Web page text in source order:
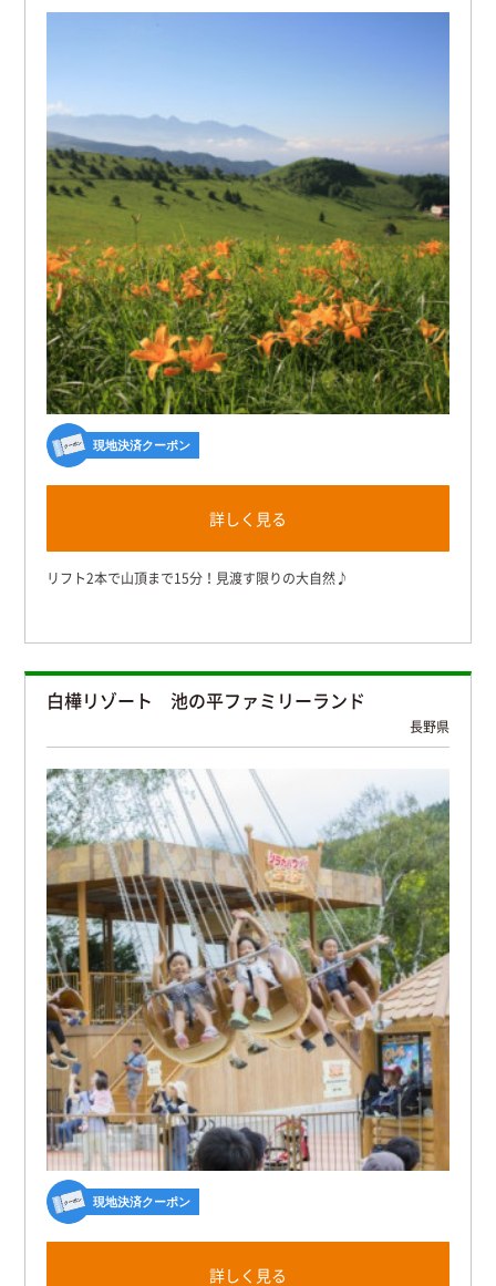
現地決済クーポン
詳しく見る
リフト2本で山頂まで15分！見渡す限りの大自然♪
白樺リゾート 池の平ファミリーランド
長野県
現地決済クーポン
詳しく見る